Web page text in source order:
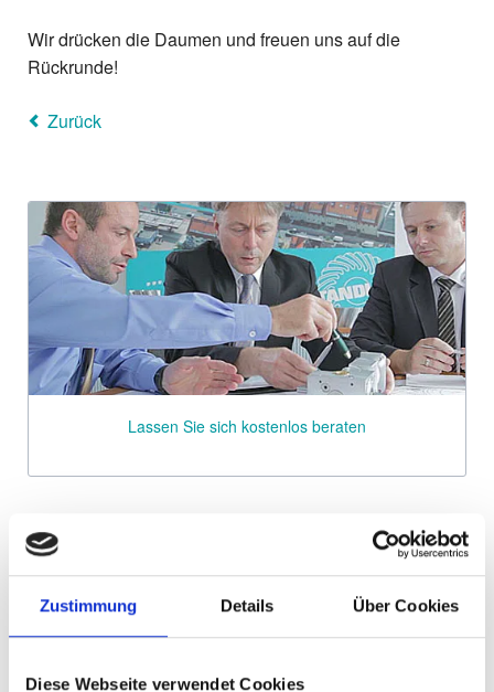
Zustimmung Details Über Cookies
Diese Webseite verwendet Cookies
Wir drücken die Daumen und freuen uns auf die
Rückrunde!
Zurück
Lassen Sie sich kostenlos beraten